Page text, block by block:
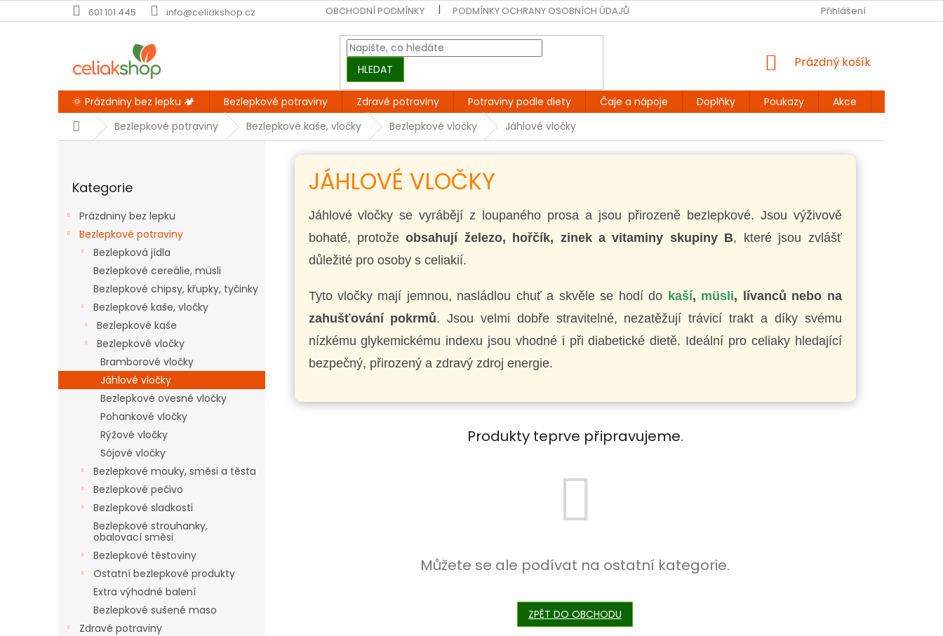
na
601 101 445 info@celiakshop.cz OBCHODNÍ PODMÍNKY PODMÍNKY OCHRANY OSOBNÍCH ÚDAJŮ KONTAKT DOPRAVA A PLATBA
Přihlášení
HLEDAT
NÁKUPNÍ
Prázdný košík
🌞 Prázdniny bez lepku 🏕️ Bezlepkové potraviny Zdravé potraviny Potraviny podle diety Čaje a nápoje Doplňky Poukazy Akce
DomůBezlepkové potraviny Bezlepkové kaše, vločky Bezlepkové vločky Jáhlové vločky
kategorie
Kategorie
Prázdniny bez lepku
Bezlepkové potraviny
Bezlepková jídla
Bezlepkové cereálie, müsli
Bezlepkové chipsy, křupky, tyčinky
Bezlepkové kaše, vločky
Bezlepkové kaše
Bezlepkové vločky
Bramborové vločky
Jáhlové vločky
Bezlepkové ovesné vločky
Pohankové vločky
Rýžové vločky
Sójové vločky
Bezlepkové mouky, směsi a těsta
Bezlepkové pečivo
Bezlepkové sladkosti
Bezlepkové strouhanky,
obalovací směsi
Bezlepkové těstoviny
Ostatní bezlepkové produkty
Extra výhodné balení
Bezlepkové sušené maso
Zdravé potraviny
JÁHLOVÉ VLOČKY
Jáhlové vločky se vyrábějí z loupaného prosa a jsou přirozeně bezlepkové. Jsou výživově
bohaté, protožeobsahují železo, hořčík, zinek a vitaminy skupiny B, které jsou zvlášť
důležité pro osoby s celiakií.
Tyto vločky mají jemnou, nasládlou chuť a skvěle se hodí do kaší, müsli, lívanců nebo na
zahušťování pokrmů. Jsou velmi dobře stravitelné, nezatěžují trávicí trakt a díky svému
nízkému glykemickému indexu jsou vhodné i při diabetické dietě. Ideální pro celiaky hledající
bezpečný, přirozený a zdravý zdroj energie.
Produkty teprve připravujeme.
Můžete se ale podívat na ostatní kategorie.
ZPĚT DO OBCHODU